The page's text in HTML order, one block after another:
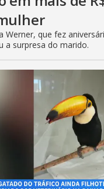
Werner, que fez
a surpresa do marido.